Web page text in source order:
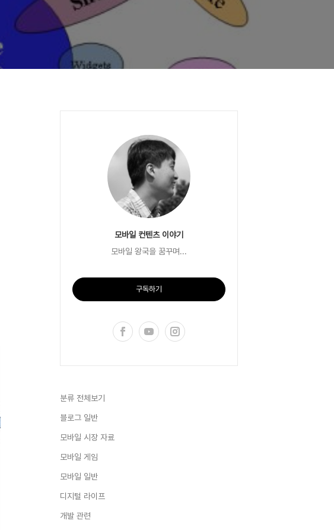
모바일 컨텐츠 이야기
모바일 왕국을 꿈꾸며...
구독하기
분류 전체보기
블로그 일반
모바일 시장 자료
모바일 게임
모바일 일반
디지털 라이프
개발 관련